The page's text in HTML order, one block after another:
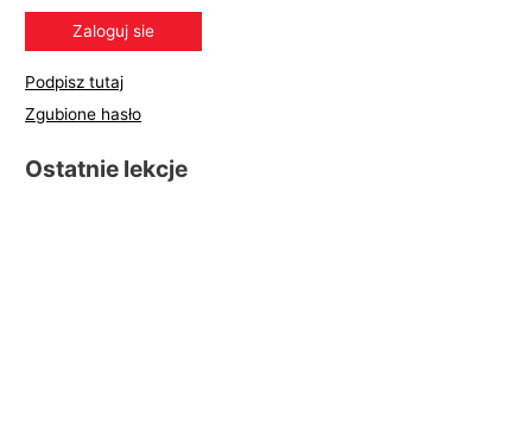
Podpisz tutaj
Zgubione hasło
Ostatnie lekcje